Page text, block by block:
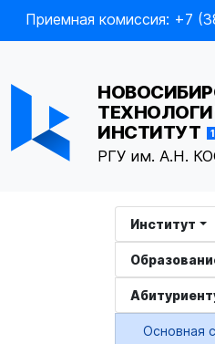
Приемная комиссия: +7
ИНСТИТУТ
РГУ им. А.Н.
Институт
Основная